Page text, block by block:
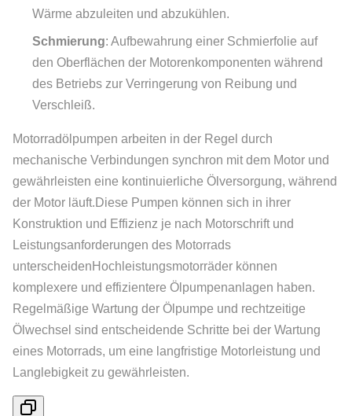
Wärme abzuleiten und abzukühlen.
Schmierung: Aufbewahrung einer Schmierfolie auf
den Oberflächen der Motorenkomponenten während
des Betriebs zur Verringerung von Reibung und
Verschleiß.
Motorradölpumpen arbeiten in der Regel durch
mechanische Verbindungen synchron mit dem Motor und
gewährleisten eine kontinuierliche Ölversorgung, während
der Motor läuft.Diese Pumpen können sich in ihrer
Konstruktion und Effizienz je nach Motorschrift und
Leistungsanforderungen des Motorrads
unterscheidenHochleistungsmotorräder können
komplexere und effizientere Ölpumpenanlagen haben.
Regelmäßige Wartung der Ölpumpe und rechtzeitige
Ölwechsel sind entscheidende Schritte bei der Wartung
eines Motorrads, um eine langfristige Motorleistung und
Langlebigkeit zu gewährleisten.